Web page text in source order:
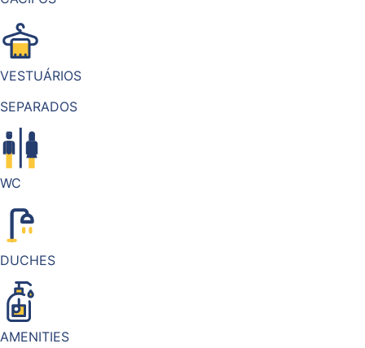
VESTUÁRIOS
SEPARADOS
WC
DUCHES
AMENITIES